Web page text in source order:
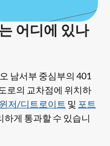
어디에 있나
남서부 중심부의 401
로의 교차점에 위치하
윈저/디트로이트 및 포트
하게 통과할 수 있습니